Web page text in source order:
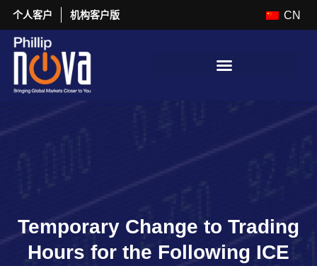
个人客户 机构客户版 CN
Temporary Change to Trading
Hours for the Following ICE